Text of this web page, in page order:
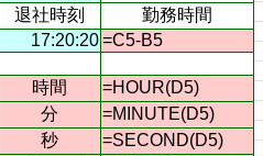
退社時刻
勤務時間
17:20:20=C5-B5
時間
=HOUR(D5)
分
=MINUTE(D5)
秒
=SECOND(D5)